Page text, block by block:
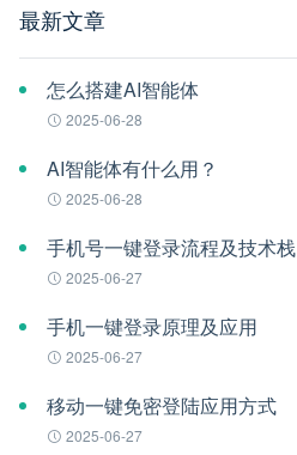
最新文章
怎么搭建AI智能体
2025-06-28
AI智能体有什么用？
2025-06-28
手机号一键登录流程及技术栈
2025-06-27
手机一键登录原理及应用
2025-06-27
移动一键免密登陆应用方式
2025-06-27